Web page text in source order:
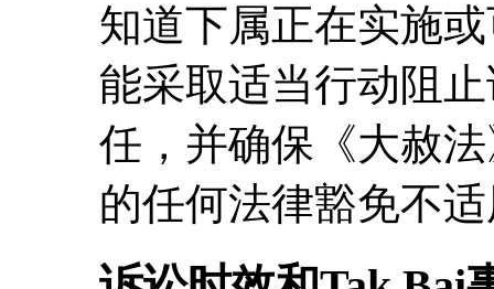
知道下属正在实施
能采取适当行动阻
任，并确保《大赦
的任何法律豁免不